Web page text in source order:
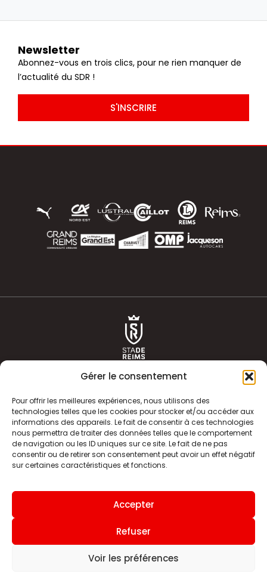
Gérer le consentement
Pour offrir les meilleures expériences, nous utilisons des
technologies telles que les cookies pour stocker et/ou accéder aux
informations des appareils. Le fait de consentir à ces technologies
nous permettra de traiter des données telles que le comportement
de navigation ou les ID uniques sur ce site. Le fait de ne pas
consentir ou de retirer son consentement peut avoir un effet négatif
sur certaines caractéristiques et fonctions.
Accepter
Refuser
Voir les préférences
Newsletter
Abonnez-vous en trois clics, pour ne rien manquer de
l’actualité du SDR !
S'INSCRIRE
ACTUALITÉS
CLUB
BOUTIQUE
HISTOIRE
ÉQUIPE PREMIERE
INFOS ET CONTACT